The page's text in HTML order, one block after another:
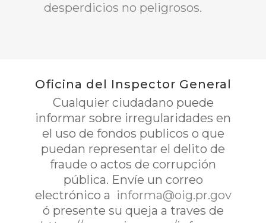
desperdicios no peligrosos.
Oficina del Inspector General
Cualquier ciudadano puede
informar sobre irregularidades en
el uso de fondos publicos o que
puedan representar el delito de
fraude o actos de corrupción
pública. Envíe un correo
electrónico a informa@oig.pr.gov
ó presente su queja a traves de